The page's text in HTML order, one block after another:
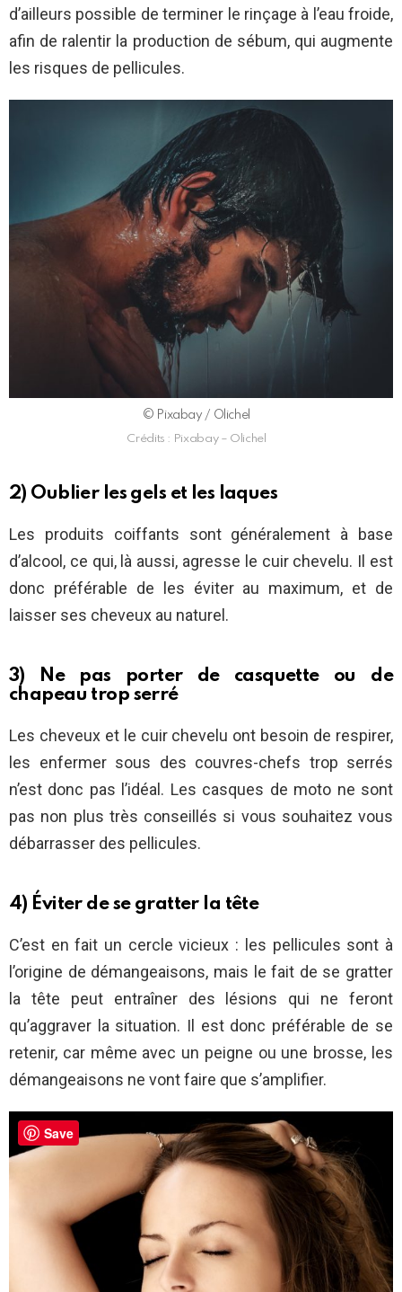
d’ailleurs possible de terminer le rinçage à l’eau froide,
afin de ralentir la production de sébum, qui augmente
les risques de pellicules.
© Pixabay / Olichel
Crédits : Pixabay – Olichel
2) Oublier les gels et les laques
Les produits coiffants sont généralement à base
d’alcool, ce qui, là aussi, agresse le cuir chevelu. Il est
donc préférable de les éviter au maximum, et de
laisser ses cheveux au naturel.
3) Ne pas porter de casquette ou de
chapeau trop serré
Les cheveux et le cuir chevelu ont besoin de respirer,
les enfermer sous des couvres-chefs trop serrés
n’est donc pas l’idéal. Les casques de moto ne sont
pas non plus très conseillés si vous souhaitez vous
débarrasser des pellicules.
4) Éviter de se gratter la tête
C’est en fait un cercle vicieux : les pellicules sont à
l’origine de démangeaisons, mais le fait de se gratter
la tête peut entraîner des lésions qui ne feront
qu’aggraver la situation. Il est donc préférable de se
retenir, car même avec un peigne ou une brosse, les
démangeaisons ne vont faire que s’amplifier.
Save